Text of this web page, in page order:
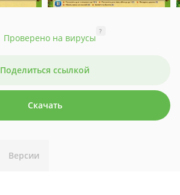
Проверено на вирусы
?
Поделиться ссылкой
Скачать
Версии